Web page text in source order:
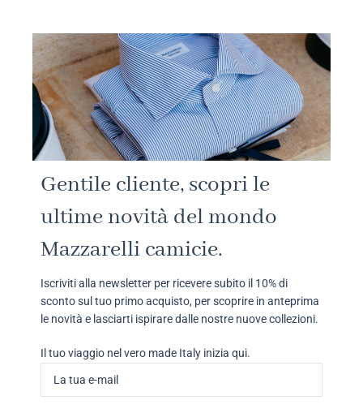
Gentile cliente, scopri le
ultime novità del mondo
Mazzarelli camicie.
Iscriviti alla newsletter per ricevere subito il 10% di
sconto sul tuo primo acquisto, per scoprire in anteprima
le novità e lasciarti ispirare dalle nostre nuove collezioni.
Il tuo viaggio nel vero made Italy inizia qui.